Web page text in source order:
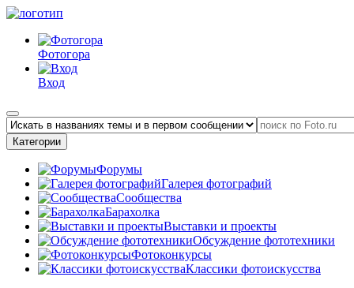
Фотогора
Вход
Категории
Форумы
Галерея фотографий
Сообщества
Барахолка
Выставки и проекты
Обсуждение фототехники
Фотоконкурсы
Классики фотоискусства